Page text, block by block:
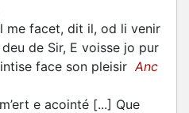
me facet, dit il, od li venir
de Sir, E voisse jo pur
face son pleisirAnc
e acointé [...] Que